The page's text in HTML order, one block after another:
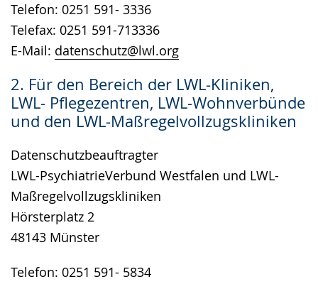
Telefon: 0251 591- 3336
Telefax: 0251 591-713336
E-Mail: datenschutz@lwl.org
2. Für den Bereich der LWL-Kliniken,
LWL- Pflegezentren, LWL-Wohnverbünde
und den LWL-Maßregelvollzugskliniken
Datenschutzbeauftragter
LWL-PsychiatrieVerbund Westfalen und LWL-
Maßregelvollzugskliniken
Hörsterplatz 2
48143 Münster
Telefon: 0251 591- 5834